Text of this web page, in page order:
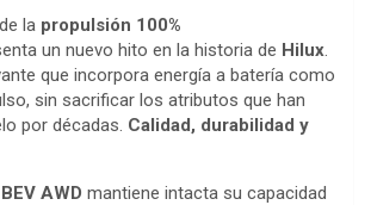
la propulsión 100%
un nuevo hito en la historia de Hilux.
que incorpora energía a batería como
sin sacrificar los atributos que han
por décadas. Calidad, durabilidad y
AWD mantiene intacta su capacidad